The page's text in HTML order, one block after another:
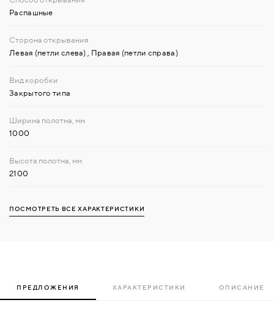
Распашные
Левая (петли слева) Правая (петли справа)
Закрытого типа
1000
2100
ПОСМОТРЕТЬ ВСЕ ХАРАКТЕРИСТИКИ
ПРЕДЛОЖЕНИЯ ХАРАКТЕРИСТИКИ ОПИСАНИЕ